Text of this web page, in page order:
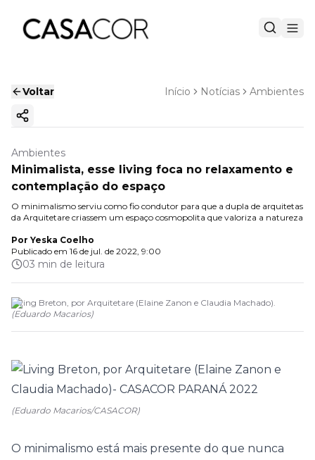
Voltar Início Notícias Ambientes
Copiar link
Ambientes
Minimalista, esse living foca no relaxamento e
contemplação do espaço
O minimalismo serviu como fio condutor para que a dupla de arquitetas
da Arquitetare criassem um espaço cosmopolita que valoriza a natureza
Por Yeska Coelho
Publicado em 16 de jul. de 2022, 9:00
03 min de leitura
Living Breton, por Arquitetare (Elaine Zanon e Claudia Machado).
(Eduardo Macarios)
(Eduardo Macarios/CASACOR)
O minimalismo está mais presente do que nunca